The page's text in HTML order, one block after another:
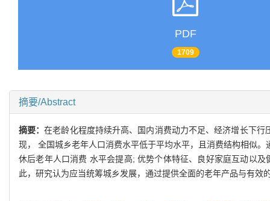
PDF
1709
摘要/Abstract
摘要：在老龄化程度持续升高、国内消费动力不足、经济增长下
现， 全国城乡老年人口消费水平低于平均水平，且消费结构相似
休后老年人口消费 水平会提高; 优势个体特征、良好家庭互动以
此，研究认为应当统筹城乡发展，通过提供全面的老年产品与有